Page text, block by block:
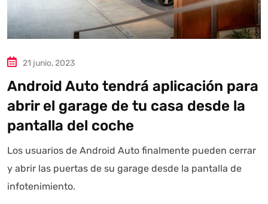
21 junio, 2023
Android Auto tendrá aplicación para
abrir el garage de tu casa desde la
pantalla del coche
Los usuarios de Android Auto finalmente pueden cerrar
y abrir las puertas de su garage desde la pantalla de
infotenimiento.